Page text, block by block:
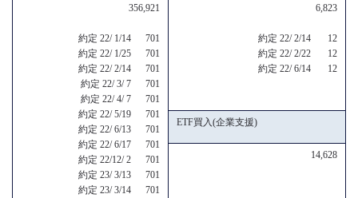
356,921
約定 22/ 1/14 701
約定 22/ 1/25 701
約定 22/ 2/14 701
約定 22/ 3/ 7 701
約定 22/ 4/ 7 701
約定 22/ 5/19 701
約定 22/ 6/13 701
約定 22/ 6/17 701
約定 22/12/ 2 701
約定 23/ 3/13 701
約定 23/ 3/14 701
6,823
約定 22/ 2/14 12
約定 22/ 2/22 12
約定 22/ 6/14 12
ETF買入(企業支援)
14,628